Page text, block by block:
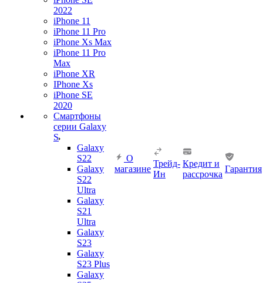
2022
iPhone 11
iPhone 11 Pro
iPhone Xs Max
iPhone 11 Pro
Max
iPhone XR
IPhone Xs
iPhone SE
2020
Смартфоны
серии Galaxy
S
Galaxy
S22
Galaxy
S22
Ultra
Galaxy
S21
Ultra
Galaxy
S23
Galaxy
S23 Plus
Galaxy
О
магазине
Трейд-
Ин
Кредит и
рассрочка
Гарантия